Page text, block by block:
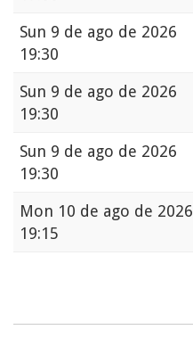
Sun 9 de ago de 2026
19:30
Sun 9 de ago de 2026
19:30
Sun 9 de ago de 2026
19:30
Mon 10 de ago de 2026
19:15